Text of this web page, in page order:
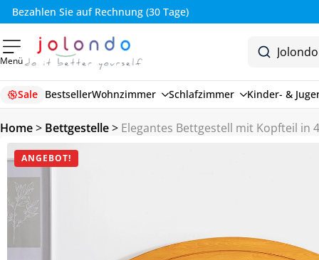
Bezahlen Sie auf Rechnung (30 Tage)
Menü
Sale BestsellerWohnzimmer Schlafzimmer Kinder- &
Home> Bettgestelle> Elegantes Bettgestell mit Kopfteil in
ANGEBOT!